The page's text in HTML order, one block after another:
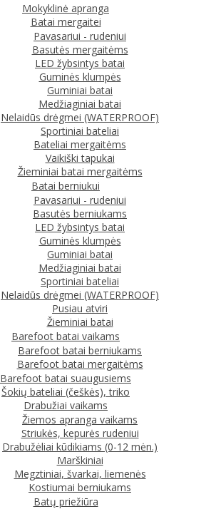
Mokyklinė apranga
Batai mergaitei
Pavasariui - rudeniui
Basutės mergaitėms
LED žybsintys batai
Guminės klumpės
Guminiai batai
Medžiaginiai batai
Nelaidūs drėgmei (WATERPROOF)
Sportiniai bateliai
Bateliai mergaitėms
Vaikiški tapukai
Žieminiai batai mergaitėms
Batai berniukui
Pavasariui - rudeniui
Basutės berniukams
LED žybsintys batai
Guminės klumpės
Guminiai batai
Medžiaginiai batai
Sportiniai bateliai
Nelaidūs drėgmei (WATERPROOF)
Pusiau atviri
Žieminiai batai
Barefoot batai vaikams
Barefoot batai berniukams
Barefoot batai mergaitėms
Barefoot batai suaugusiems
Šokių bateliai (češkės), triko
Drabužiai vaikams
Žiemos apranga vaikams
Striukės, kepurės rudeniui
Drabužėliai kūdikiams (0-12 mėn.)
Marškiniai
Megztiniai, švarkai, liemenės
Kostiumai berniukams
Batų priežiūra